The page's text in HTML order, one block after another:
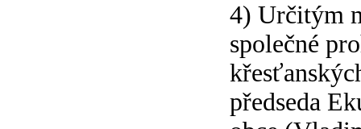
4) Určitým
společné
předseda